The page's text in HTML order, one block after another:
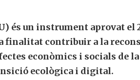
és un instrument aprovat el
finalitat contribuir a la
econòmics i socials de la
ecològica i digital.